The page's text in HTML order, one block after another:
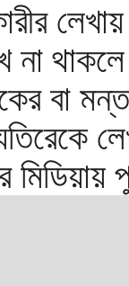
বা
মিডিয়ায়